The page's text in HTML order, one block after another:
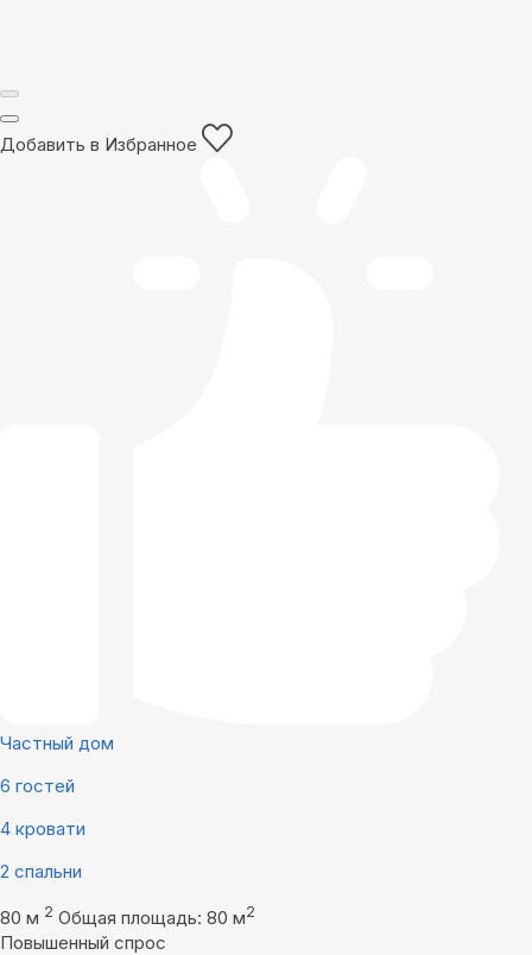
Добавить в Избранное
Частный дом
6 гостей
4 кровати
2 спальни
80 м 2 Общая площадь: 80 м2
Повышенный спрос